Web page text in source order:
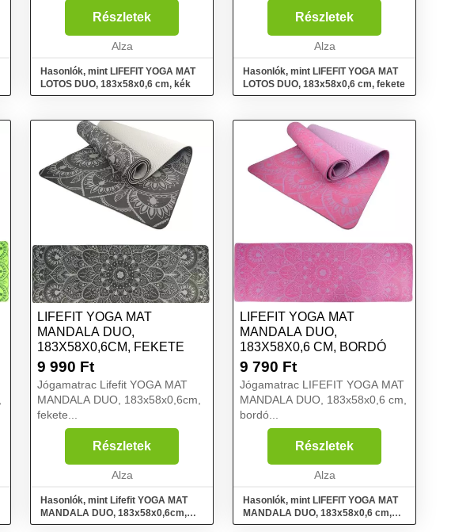
Részletek
Alza
Hasonlók, mint LIFEFIT YOGA MAT
LOTOS DUO, 183x58x0,6 cm, kék
Részletek
Alza
Hasonlók, mint LIFEFIT YOGA MAT
LOTOS DUO, 183x58x0,6 cm, fekete
LIFEFIT YOGA MAT
MANDALA DUO,
183X58X0,6CM, FEKETE
9 990 Ft
Jógamatrac Lifefit YOGA MAT
MANDALA DUO, 183x58x0,6cm,
fekete...
Részletek
Alza
Hasonlók, mint Lifefit YOGA MAT
MANDALA DUO, 183x58x0,6cm,
fekete
LIFEFIT YOGA MAT
MANDALA DUO,
183X58X0,6 CM, BORDÓ
9 790 Ft
Jógamatrac LIFEFIT YOGA MAT
MANDALA DUO, 183x58x0,6 cm,
bordó...
Részletek
Alza
Hasonlók, mint LIFEFIT YOGA MAT
MANDALA DUO, 183x58x0,6 cm,
bordó